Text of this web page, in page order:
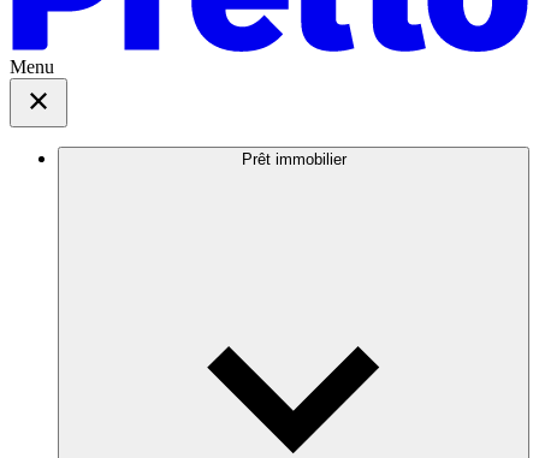
Menu
Prêt immobilier